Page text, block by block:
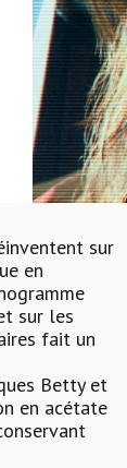
sur
en
sur les
fait un
Betty et
en acétate